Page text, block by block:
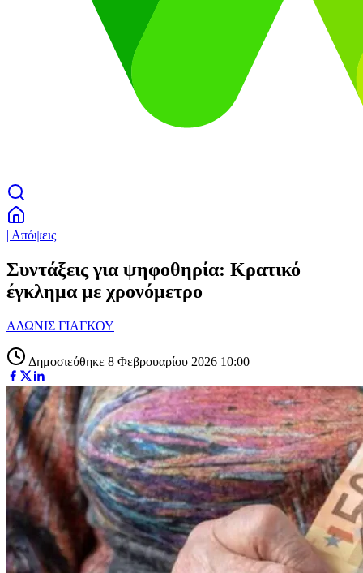
| Απόψεις
Συντάξεις για ψηφοθηρία: Κρατικό
έγκλημα με χρονόμετρο
ΑΔΩΝΙΣ ΓΙΑΓΚΟΥ
Δημοσιεύθηκε 8 Φεβρουαρίου 2026 10:00